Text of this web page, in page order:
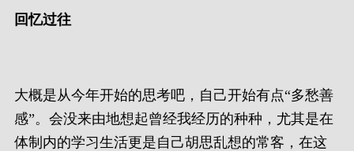
回忆过往
大概是从今年开始的思考吧，自己开始有点“多愁善
感”。会没来由地想起曾经我经历的种种，尤其是在
体制内的学习生活更是自己胡思乱想的常客，在这